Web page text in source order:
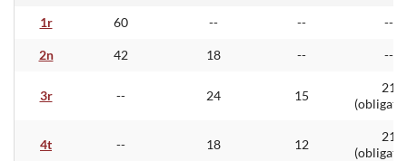
1r 60 -- -- --
2n 42 18 -- --
3r -- 24 15
21
4t -- 18 12
21